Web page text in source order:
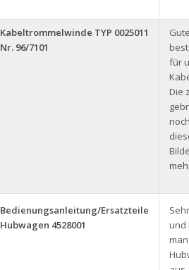
Kabeltrommelwinde TYP 0025011
Nr. 96/7101
für
Die
Bedienungsanleitung/Ersatzteile
Hubwagen 4528001
und